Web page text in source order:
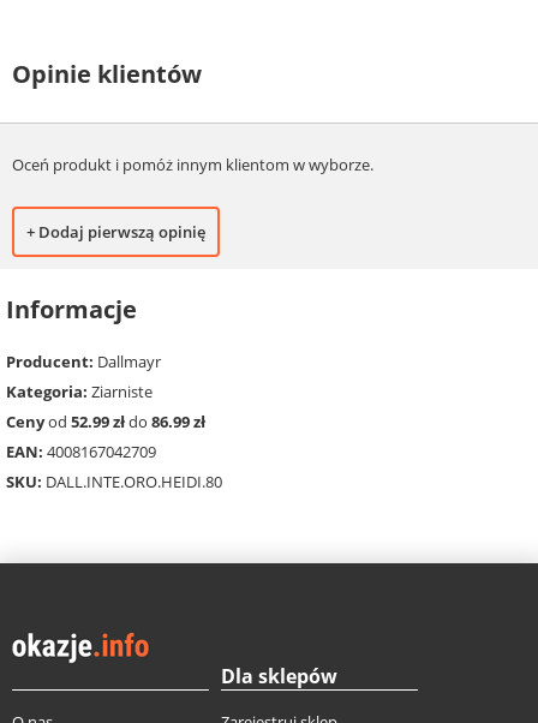
Opinie klientów
Oceń produkt i pomóż innym klientom w wyborze.
+ Dodaj pierwszą opinię
Informacje
Producent: Dallmayr
Kategoria: Ziarniste
Cenyod 52.99 złdo 86.99 zł
EAN: 4008167042709
SKU: DALL.INTE.ORO.HEIDI.80
Dla sklepów